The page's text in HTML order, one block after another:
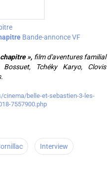
Bande-annonce VF
», film d'aventures familial
Tchéky Karyo, Clovis
belle-et-sebastien-3-les-
7557900.php
Interview